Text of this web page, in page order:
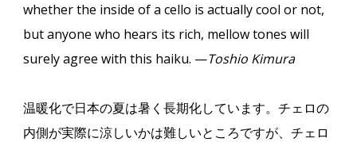
whether the inside of a cello is actually cool or not,
but anyone who hears its rich, mellow tones will
surely agree with this haiku. —Toshio Kimura
温暖化で日本の夏は暑く長期化しています。チェロの
内側が実際に涼しいかは難しいところですが、チェロ